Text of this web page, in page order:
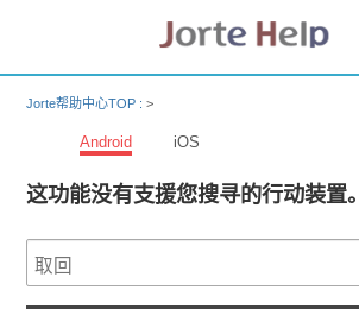
Jorte帮助中心TOP :>
Android iOS
这功能没有支援您搜寻的行动装置。